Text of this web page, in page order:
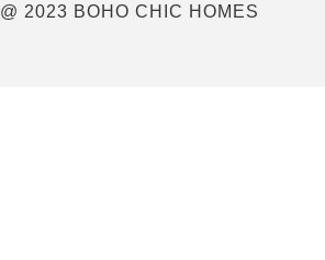
@ 2023 BOHO CHIC HOMES